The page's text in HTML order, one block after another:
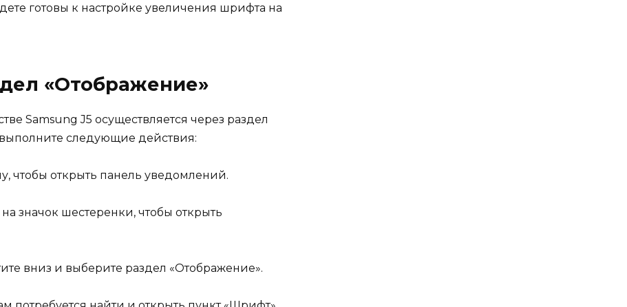
готовы к настройке увеличения шрифта на
«Отображение»
Samsung J5 осуществляется через раздел
следующие действия:
чтобы открыть панель уведомлений.
значок шестеренки, чтобы открыть
вниз и выберите раздел «Отображение».